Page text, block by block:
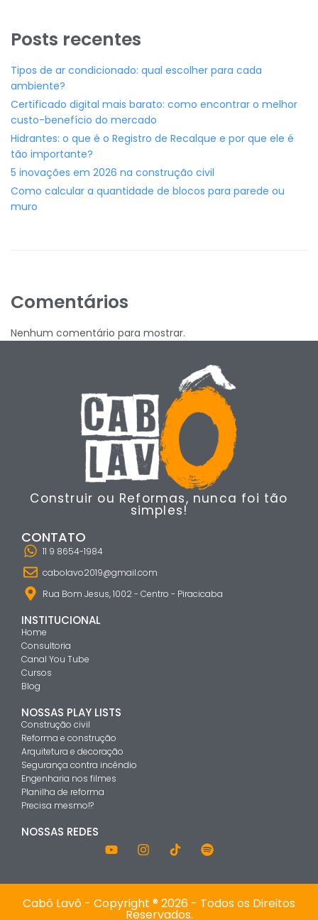
Posts recentes
Tipos de ar condicionado: qual escolher para cada
ambiente?
Certificado digital mais barato: como encontrar o melhor
custo-benefício do mercado
Hidrantes: o que é o Registro de Recalque e por que ele é
tão importante?
5 inovações em 2026 na construção civil
Como calcular a quantidade de blocos para parede ou
muro
Comentários
Nenhum comentário para mostrar.
Construir ou Reformas, nunca foi tão
simples!
CONTATO
11 9 8654-1984
cabolavo2019@gmail.com
Rua Bom Jesus, 1002 - Centro - Piracicaba
INSTITUCIONAL
Home
Consultoria
Canal You Tube
Cursos
Blog
NOSSAS PLAY LISTS
Construção civil
Reforma e construção
Arquitetura e decoração
Segurança contra incêndio
Engenharia nos filmes
Planilha de reforma
Precisa mesmo!?
NOSSAS REDES
Cabô Lavô - Copyright ® 2026 - Todos os Direitos
Reservados.